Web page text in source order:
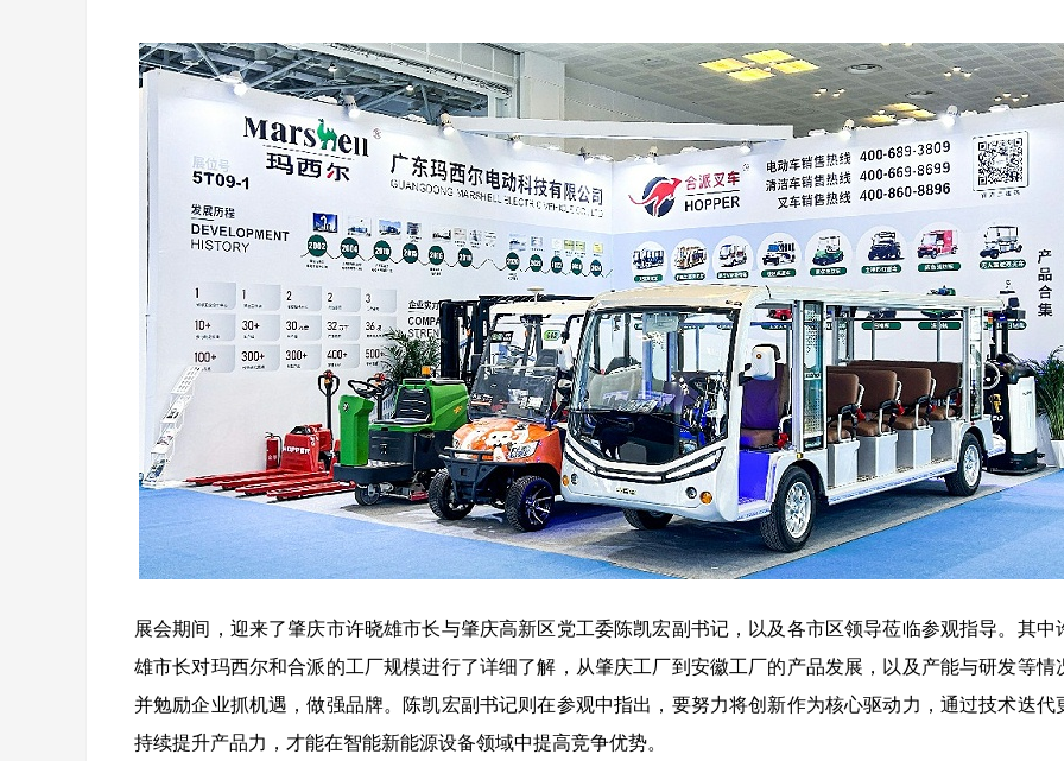
展会期间，迎来了肇庆市许晓雄市长与肇庆高新区党工委陈凯宏副书记，以及各市区领导莅临参观指导。其中
雄市长对玛西尔和合派的工厂规模进行了详细了解，从肇庆工厂到安徽工厂的产品发展，以及产能与研发等情
并勉励企业抓机遇，做强品牌。陈凯宏副书记则在参观中指出，要努力将创新作为核心驱动力，通过技术迭代
持续提升产品力，才能在智能新能源设备领域中提高竞争优势。